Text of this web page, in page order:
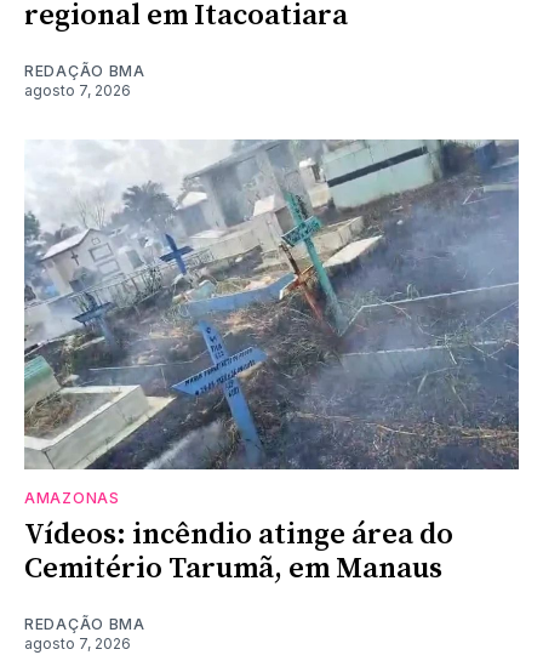
regional em Itacoatiara
REDAÇÃO BMA
agosto 7, 2026
AMAZONAS
Vídeos: incêndio atinge área do
Cemitério Tarumã, em Manaus
REDAÇÃO BMA
agosto 7, 2026